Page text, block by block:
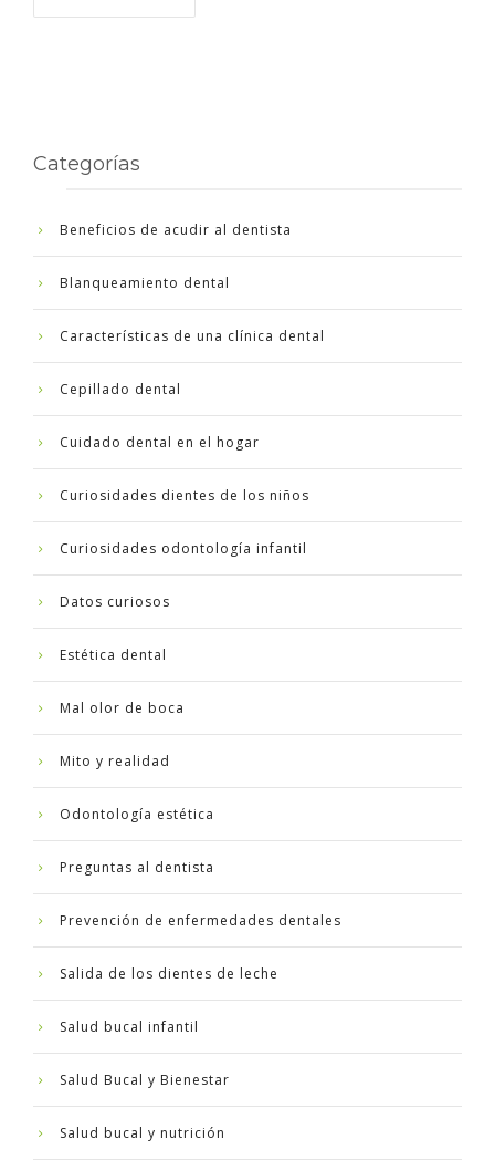
Categorías
Beneficios de acudir al dentista
Blanqueamiento dental
Características de una clínica dental
Cepillado dental
Cuidado dental en el hogar
Curiosidades dientes de los niños
Curiosidades odontología infantil
Datos curiosos
Estética dental
Mal olor de boca
Mito y realidad
Odontología estética
Preguntas al dentista
Prevención de enfermedades dentales
Salida de los dientes de leche
Salud bucal infantil
Salud Bucal y Bienestar
Salud bucal y nutrición